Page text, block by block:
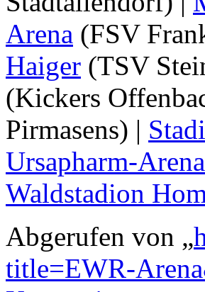
Arena (FSV
Haiger (TSV
(Kickers
Pirmasens) |
Ursapharm-
Waldstadion
Abgerufen von „
title=EWR-